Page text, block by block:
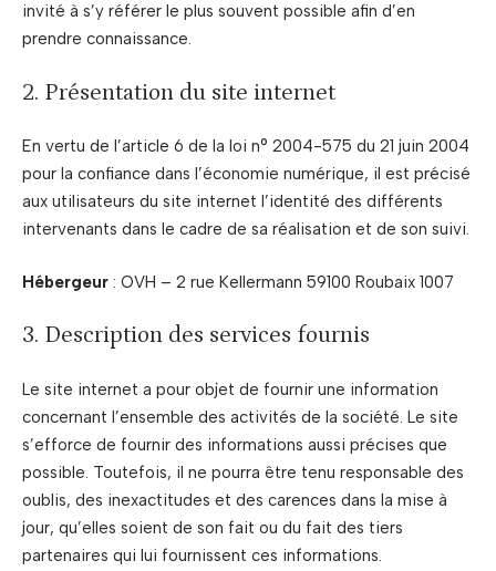
invité à s’y référer le plus souvent possible afin d’en
prendre connaissance.
2. Présentation du site internet
En vertu de l’article 6 de la loi n° 2004-575 du 21 juin 2004
pour la confiance dans l’économie numérique, il est précisé
aux utilisateurs du site internet l’identité des différents
intervenants dans le cadre de sa réalisation et de son suivi.
Hébergeur : OVH – 2 rue Kellermann 59100 Roubaix 1007
3. Description des services fournis
Le site internet a pour objet de fournir une information
concernant l’ensemble des activités de la société. Le site
s’efforce de fournir des informations aussi précises que
possible. Toutefois, il ne pourra être tenu responsable des
oublis, des inexactitudes et des carences dans la mise à
jour, qu’elles soient de son fait ou du fait des tiers
partenaires qui lui fournissent ces informations.